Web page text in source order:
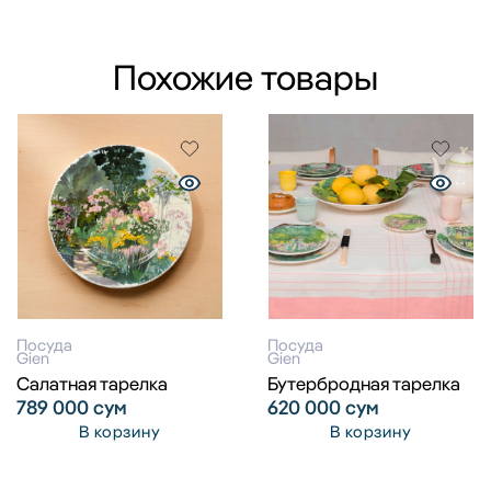
Похожие товары
Посуда
Gien
Салатная тарелка
789 000сум
В корзину
Посуда
Gien
Бутербродная тарелка
620 000сум
В корзину